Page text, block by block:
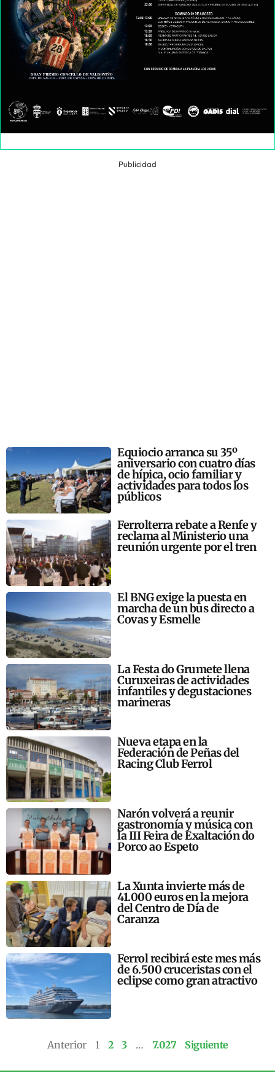
Publicidad
Equiocio arranca su 35º
aniversario con cuatro días
de hípica, ocio familiar y
actividades para todos los
públicos
Ferrolterra rebate a Renfe y
reclama al Ministerio una
reunión urgente por el tren
El BNG exige la puesta en
marcha de un bus directo a
Covas y Esmelle
La Festa do Grumete llena
Curuxeiras de actividades
infantiles y degustaciones
marineras
Nueva etapa en la
Federación de Peñas del
Racing Club Ferrol
Narón volverá a reunir
gastronomía y música con
la III Feira de Exaltación do
Porco ao Espeto
La Xunta invierte más de
41.000 euros en la mejora
del Centro de Día de
Caranza
Ferrol recibirá este mes más
de 6.500 cruceristas con el
eclipse como gran atractivo
Anterior 1 2 3 … 7.027 Siguiente